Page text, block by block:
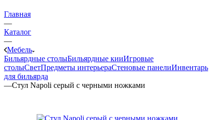
Главная
—
Каталог
—
Мебель
Бильярдные столыБильярдные кииИгровые
столыСветПредметы интерьераСтеновые панелиИнвентарь
для бильярда
—Стул Napoli серый с черными ножками